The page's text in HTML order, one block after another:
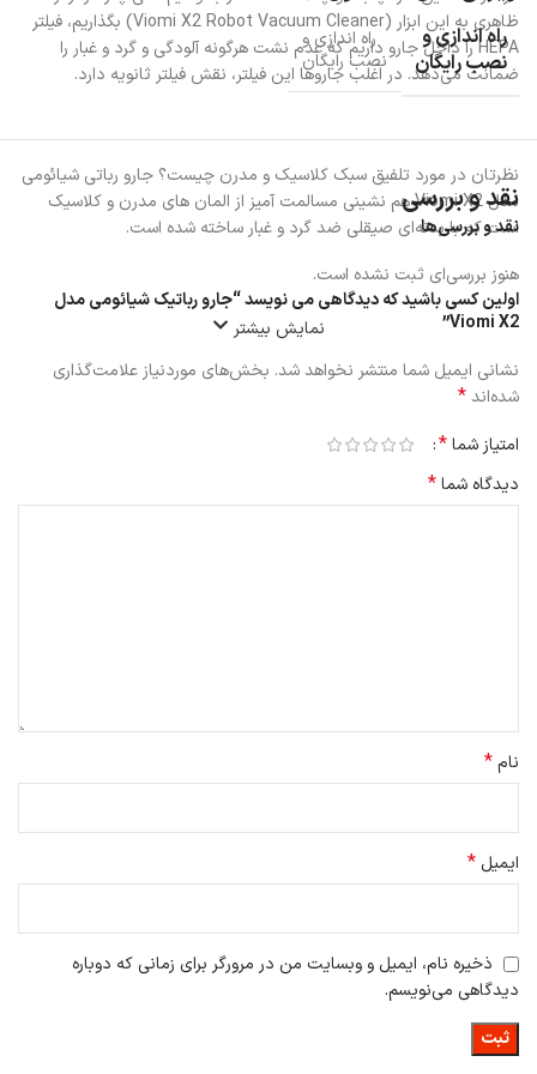
ظاهری به این ابزار (Viomi X2 Robot Vacuum Cleaner) بگذاریم، فیلتر
HEPA را داخل جارو داریم که عدم نشت هرگونه آلودگی و گرد و غبار را
ضمانت می‌دهد. در اغلب جاروها این فیلتر، نقش فیلتر ثانویه دارد.
نظرتان در مورد تلفیق سبک کلاسیک و مدرن چیست؟ جارو رباتی شیائومی
مدل Viomi X2 هم نشینی مسالمت آمیز از المان های مدرن و کلاسیک
است که با بدنه‌ای صیقلی ضد گرد و غبار ساخته شده است.
نمایش بیشتر
راه اندازی و
نصب رایگان
راه اندازی و
نصب رایگان
نقد و بررسی
نقد و بررسی‌ها
هنوز بررسی‌ای ثبت نشده است.
اولین کسی باشید که دیدگاهی می نویسد “جارو رباتیک شیائومی مدل
Viomi X2”
نشانی ایمیل شما منتشر نخواهد شد. بخش‌های موردنیاز علامت‌گذاری
شده‌اند*
امتیاز شما*
دیدگاه شما*
نام*
ایمیل *
ذخیره نام، ایمیل و وبسایت من در مرورگر برای زمانی که دوباره
دیدگاهی می‌نویسم.